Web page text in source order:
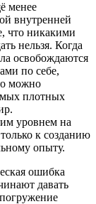
менее
внутренней
что никакими
нельзя. Когда
освобождаются
по себе,
можно
плотных
уровнем на
к созданию
опыту.
ошибка
давать